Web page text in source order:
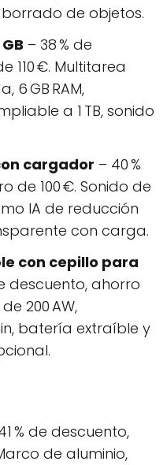
de objetos.
– 38 % de
110 €. Multitarea
6 GB RAM,
a 1 TB, sonido
cargador – 40 %
de 100 €. Sonido de
IA de reducción
con carga.
con cepillo para
descuento, ahorro
200 AW,
batería extraíble y
% de descuento,
de aluminio,